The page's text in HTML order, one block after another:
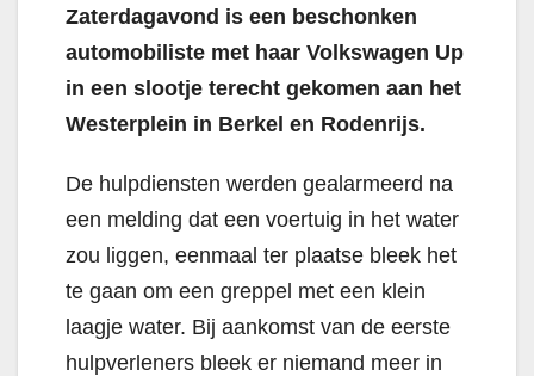
Zaterdagavond is een beschonken
automobiliste met haar Volkswagen Up
in een slootje terecht gekomen aan het
Westerplein in Berkel en Rodenrijs.
De hulpdiensten werden gealarmeerd na
een melding dat een voertuig in het water
zou liggen, eenmaal ter plaatse bleek het
te gaan om een greppel met een klein
laagje water. Bij aankomst van de eerste
hulpverleners bleek er niemand meer in